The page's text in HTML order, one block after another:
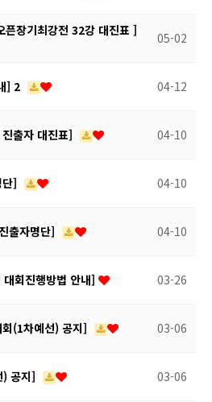
픈장기최강전 32강 대진표 ] 05-02
] 2 04-12
출자 대진표] 04-10
단] 04-10
출자명단] 04-10
회진행방법 안내] 03-26
(1차예선) 공지] 03-06
) 공지] 03-06